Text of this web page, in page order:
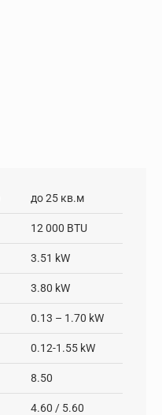
до 25 кв.м
12 000 BTU
3.51 kW
3.80 kW
0.13 – 1.70 kW
0.12-1.55 kW
8.50
4.60 / 5.60